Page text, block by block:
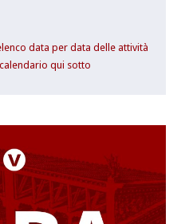
data per data delle attività
qui sotto